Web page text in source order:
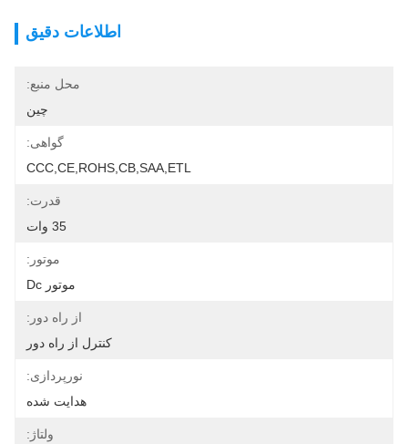
اطلاعات دقیق
محل منبع:
چین
گواهی:
CCC,CE,ROHS,CB,SAA,ETL
قدرت:
35 وات
موتور:
موتور Dc
از راه دور:
کنترل از راه دور
نورپردازی:
هدایت شده
ولتاژ: